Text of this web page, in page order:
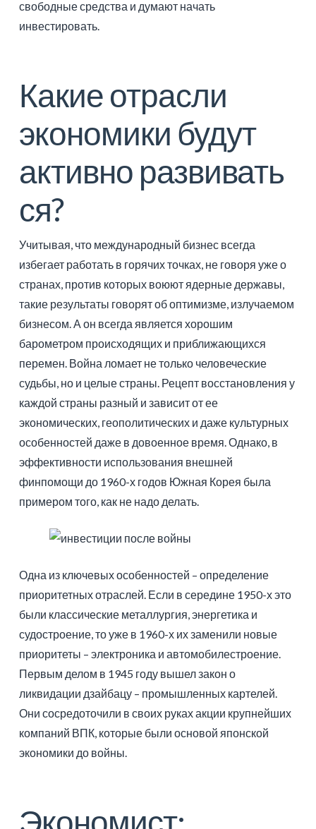
свободные средства и думают начать
инвестировать.
Какие отрасли
экономики будут
активно развивать
ся?
Учитывая, что международный бизнес всегда
избегает работать в горячих точках, не говоря уже о
странах, против которых воюют ядерные державы,
такие результаты говорят об оптимизме, излучаемом
бизнесом. А он всегда является хорошим
барометром происходящих и приближающихся
перемен. Война ломает не только человеческие
судьбы, но и целые страны. Рецепт восстановления у
каждой страны разный и зависит от ее
экономических, геополитических и даже культурных
особенностей даже в довоенное время. Однако, в
эффективности использования внешней
финпомощи до 1960-х годов Южная Корея была
примером того, как не надо делать.
Одна из ключевых особенностей – определение
приоритетных отраслей. Если в середине 1950-х это
были классические металлургия, энергетика и
судостроение, то уже в 1960-х их заменили новые
приоритеты – электроника и автомобилестроение.
Первым делом в 1945 году вышел закон о
ликвидации дзайбацу – промышленных картелей.
Они сосредоточили в своих руках акции крупнейших
компаний ВПК, которые были основой японской
экономики до войны.